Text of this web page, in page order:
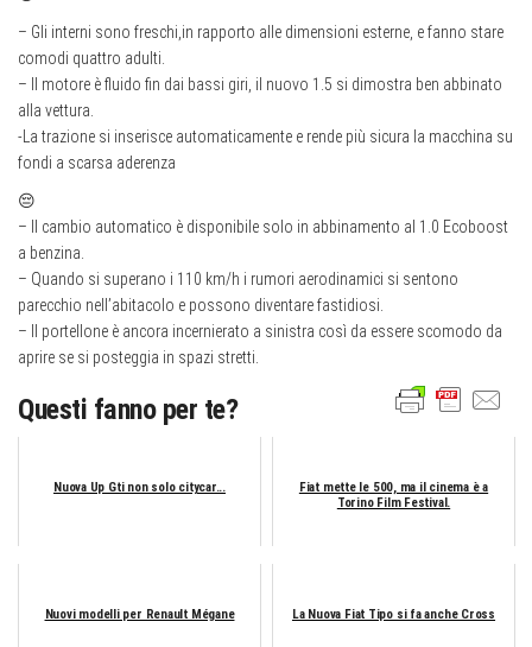
– Gli interni sono freschi,in rapporto alle dimensioni esterne, e fanno stare
comodi quattro adulti.
– Il motore è fluido fin dai bassi giri, il nuovo 1.5 si dimostra ben abbinato
alla vettura.
-La trazione si inserisce automaticamente e rende più sicura la macchina su
fondi a scarsa aderenza
😔
– Il cambio automatico è disponibile solo in abbinamento al 1.0 Ecoboost
a benzina.
– Quando si superano i 110 km/h i rumori aerodinamici si sentono
parecchio nell’abitacolo e possono diventare fastidiosi.
– Il portellone è ancora incernierato a sinistra così da essere scomodo da
aprire se si posteggia in spazi stretti.
Questi fanno per te?
Nuova Up Gti non solo citycar...
Fiat mette le 500, ma il cinema è a
Torino Film Festival.
Nuovi modelli per Renault Mégane La Nuova Fiat Tipo si fa anche Cross